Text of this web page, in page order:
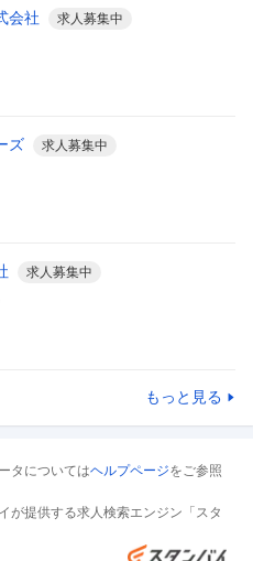
会社 求人募集中
ズ 求人募集中
求人募集中
もっと見る
タについてはヘルプページをご参照
が提供する求人検索エンジン「スタ